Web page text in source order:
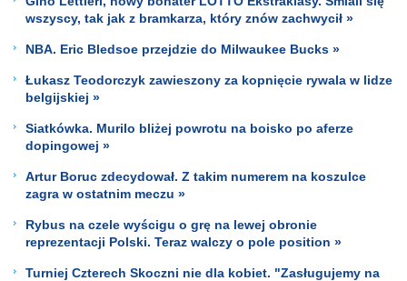
wszyscy, tak jak z bramkarza, który znów zachwycił »
NBA. Eric Bledsoe przejdzie do Milwaukee Bucks »
Łukasz Teodorczyk zawieszony za kopnięcie rywala w lidze
belgijskiej »
Siatkówka. Murilo bliżej powrotu na boisko po aferze
dopingowej »
Artur Boruc zdecydował. Z takim numerem na koszulce
zagra w ostatnim meczu »
Rybus na czele wyścigu o grę na lewej obronie
reprezentacji Polski. Teraz walczy o pole position »
Turniej Czterech Skoczni nie dla kobiet. "Zasługujemy na